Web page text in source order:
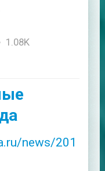
1.08K
news/201